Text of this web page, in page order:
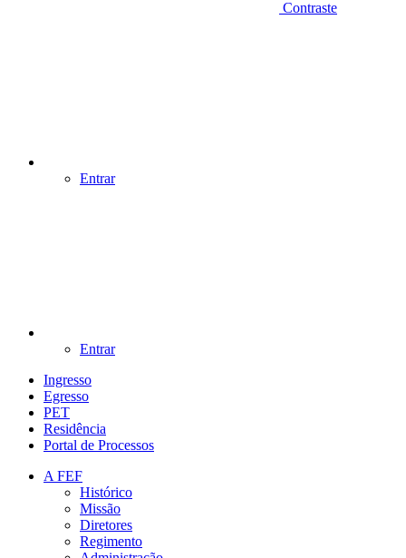
Contraste
Entrar
Entrar
Ingresso
Egresso
PET
Residência
Portal de Processos
A FEF
Histórico
Missão
Diretores
Regimento